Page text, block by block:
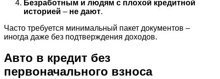
Безработным и людям с плохой кредитной
историей – не дают.
Часто требуется минимальный пакет документов –
иногда даже без подтверждения доходов.
Авто в кредит без
первоначального взноса